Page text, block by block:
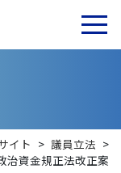
イト > 議員立法 >
治資金規正法改正案